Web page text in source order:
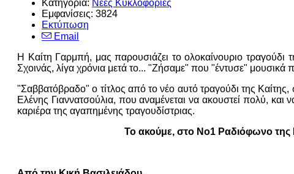
Κατηγορία: Νέες Κυκλοφορίες
Εμφανίσεις: 3824
Εκτύπωση
Email
Η Καίτη Γαρμπή, μας παρουσιάζει το ολοκαίνουριο τραγούδι
Σχοινάς, λίγα χρόνια μετά το... "Ζήσαμε" που "έντυσε" μουσικά
"Σαββατόβραδο" ο τίτλος από το νέο αυτό τραγούδι της
Ελένης Γιαννατσούλια, που αναμένεται να ακουστεί πολύ, και
καριέρα της αγαπημένης τραγουδίστριας.
Το ακούμε, στο Νο1 Ραδιόφωνο